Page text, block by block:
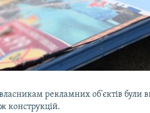
рекламних об'єктів були
конструкцій.